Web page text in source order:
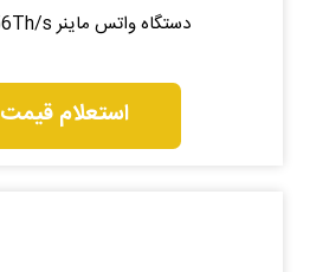
دستگاه واتس ماینر M60 156Th/s
استعلام قیمت